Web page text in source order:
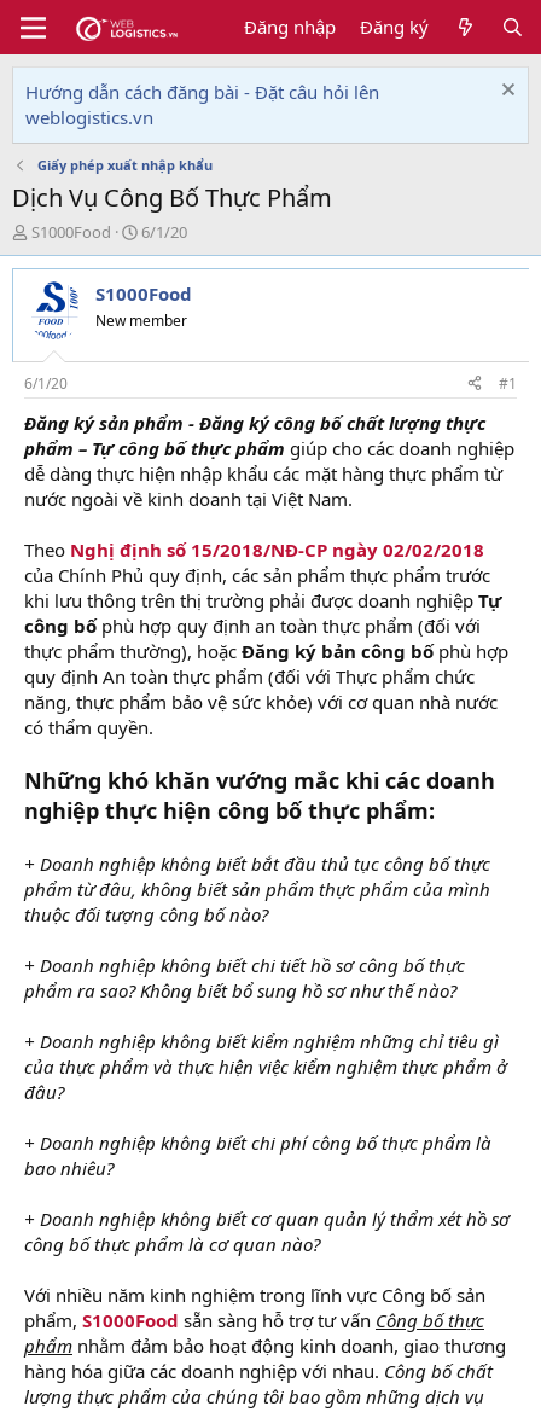
Đăng nhập Đăng ký
Hướng dẫn cách đăng bài - Đặt câu hỏi lên
weblogistics.vn
Giấy phép xuất nhập khẩu
Dịch Vụ Công Bố Thực Phẩm
T
h
r
a
d
s
t
a
r
t
e
r
S1000Food
N
g
à
y
g
i
6/1/20
S1000Food
New member
6/1/20 #1
Đăng ký sản phẩm - Đăng ký công bố chất lượng thực
phẩm – Tự công bố thực phẩm giúp cho các doanh nghiệp
dễ dàng thực hiện nhập khẩu các mặt hàng thực phẩm từ
nước ngoài về kinh doanh tại Việt Nam.
Theo Nghị định số 15/2018/NĐ-CP ngày 02/02/2018
của Chính Phủ quy định, các sản phẩm thực phẩm trước
khi lưu thông trên thị trường phải được doanh nghiệp Tự
công bốphù hợp quy định an toàn thực phẩm (đối với
thực phẩm thường), hoặc Đăng ký bản công bốphù hợp
quy định An toàn thực phẩm (đối với Thực phẩm chức
năng, thực phẩm bảo vệ sức khỏe) với cơ quan nhà nước
có thẩm quyền.
Những khó khăn vướng mắc khi các doanh
nghiệp thực hiện công bố thực phẩm:
+ Doanh nghiệp không biết bắt đầu thủ tục công bố thực
phẩm từ đâu, không biết sản phẩm thực phẩm của mình
thuộc đối tượng công bố nào?
+ Doanh nghiệp không biết chi tiết hồ sơ công bố thực
phẩm ra sao? Không biết bổ sung hồ sơ như thế nào?
+ Doanh nghiệp không biết kiểm nghiệm những chỉ tiêu gì
của thực phẩm và thực hiện việc kiểm nghiệm thực phẩm ở
đâu?
+ Doanh nghiệp không biết chi phí công bố thực phẩm là
bao nhiêu?
+ Doanh nghiệp không biết cơ quan quản lý thẩm xét hồ sơ
công bố thực phẩm là cơ quan nào?
Với nhiều năm kinh nghiệm trong lĩnh vực Công bố sản
phẩm, S1000Food sẵn sàng hỗ trợ tư vấn Công bố thực
phẩm nhằm đảm bảo hoạt động kinh doanh, giao thương
hàng hóa giữa các doanh nghiệp với nhau. Công bố chất
lượng thực phẩm của chúng tôi bao gồm những dịch vụ